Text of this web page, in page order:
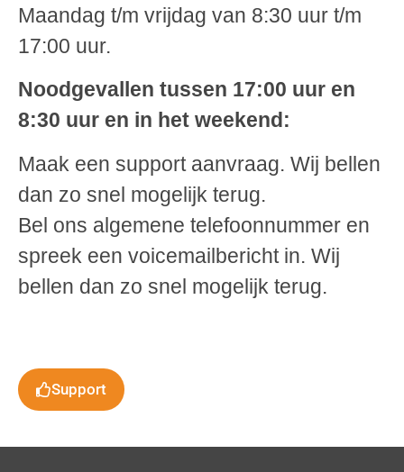
Maandag t/m vrijdag van 8:30 uur t/m
17:00 uur.
Noodgevallen tussen 17:00 uur en
8:30 uur en in het weekend:
Maak een support aanvraag. Wij bellen
dan zo snel mogelijk terug.
Bel ons algemene telefoonnummer en
spreek een voicemailbericht in. Wij
bellen dan zo snel mogelijk terug.
Support